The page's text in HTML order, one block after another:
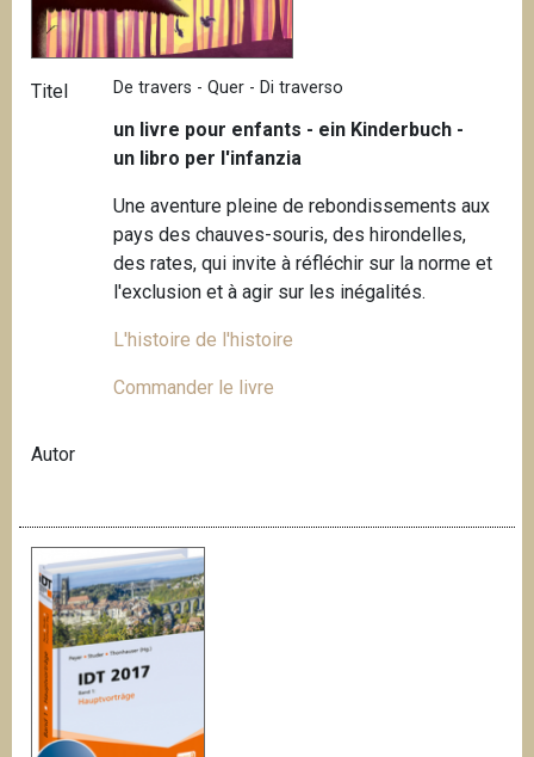
Titel De travers - Quer - Di traverso
un livre pour enfants - ein Kinderbuch -
un libro per l'infanzia
Une aventure pleine de rebondissements aux
pays des chauves-souris, des hirondelles,
des rates, qui invite à réfléchir sur la norme et
l'exclusion et à agir sur les inégalités.
L'histoire de l'histoire
Commander le livre
Autor